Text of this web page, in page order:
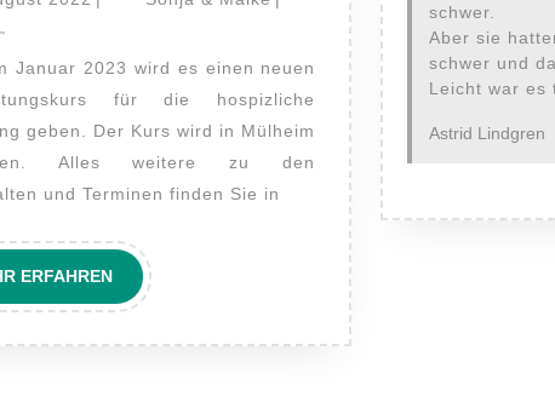
im
Januar
2023
für die hospizliche
geben. Der Kurs wird in Mülheim
Alles weitere zu den
und Terminen finden Sie in
ERFAHRENMEHR
ERFAHREN
schwer.
Aber sie
schwer und
Leicht war es
Astrid Lindgren